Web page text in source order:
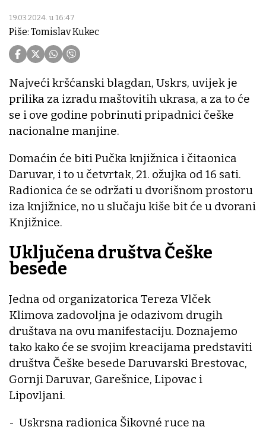
19.03.2024. u 16:47
Piše: Tomislav Kukec
Najveći kršćanski blagdan, Uskrs, uvijek je
prilika za izradu maštovitih ukrasa, a za to će
se i ove godine pobrinuti pripadnici češke
nacionalne manjine.
Domaćin će biti Pučka knjižnica i čitaonica
Daruvar, i to u četvrtak, 21. ožujka od 16 sati.
Radionica će se održati u dvorišnom prostoru
iza knjižnice, no u slučaju kiše bit će u dvorani
Knjižnice.
Uključena društva Češke
besede
Jedna od organizatorica Tereza Vlček
Klimova zadovoljna je odazivom drugih
društava na ovu manifestaciju. Doznajemo
tako kako će se svojim kreacijama predstaviti
društva Češke besede Daruvarski Brestovac,
Gornji Daruvar, Garešnice, Lipovac i
Lipovljani.
- Uskrsna radionica Šikovné ruce na